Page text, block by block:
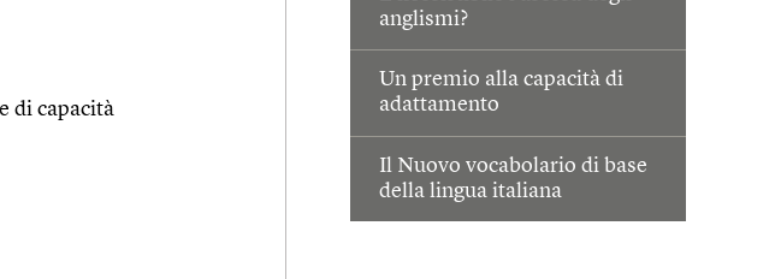
anglismi?
Un premio alla capacità di
adattamento
Il Nuovo vocabolario di base
della lingua italiana
di capacità